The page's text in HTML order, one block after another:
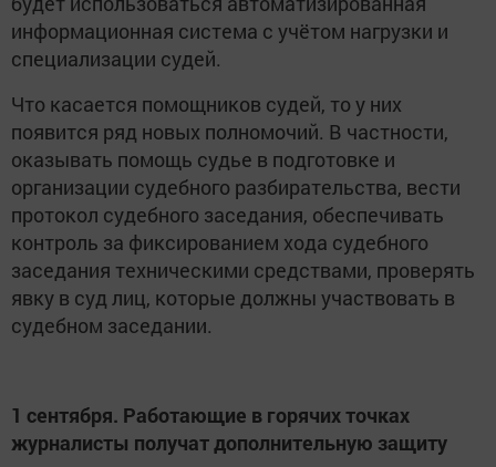
информационная система с учётом нагрузки и
специализации судей.
Что касается помощников судей, то у них
появится ряд новых полномочий. В частности,
оказывать помощь судье в подготовке и
организации судебного разбирательства, вести
протокол судебного заседания, обеспечивать
контроль за фиксированием хода судебного
заседания техническими средствами, проверять
явку в суд лиц, которые должны участвовать в
судебном заседании.
1 сентября. Работающие в горячих точках
журналисты получат дополнительную защиту